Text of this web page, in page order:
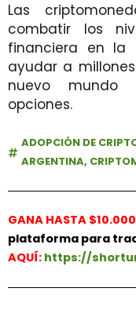
Las
combatir los
financiera en la
ayudar a
nuevo mundo
opciones.
ADOPCIÓN DE
ARGENTINA,
GANA HASTA $10.000
plataforma para
AQUÍ: https://